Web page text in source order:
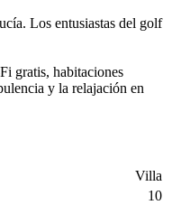
Los entusiastas del golf
gratis, habitaciones
y la relajación en
Villa
10